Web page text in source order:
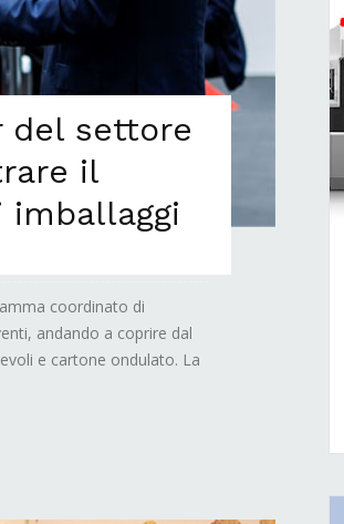
del settore
il
coordinato di
andando a coprire dal
e cartone ondulato. La